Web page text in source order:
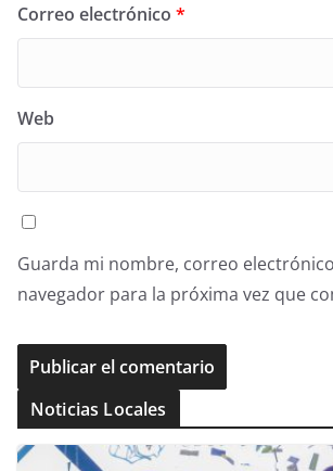
Correo electrónico *
Web
Guarda mi nombre, correo
navegador para la próxima vez que
Noticias Locales